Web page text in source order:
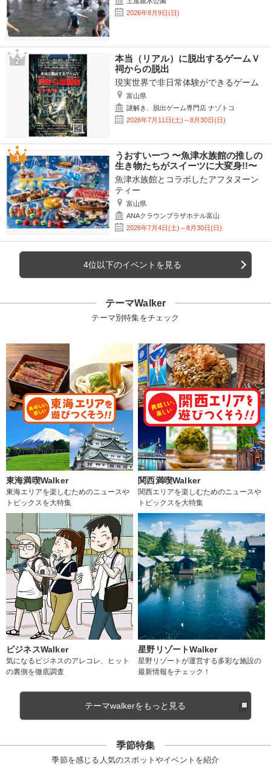
2026年8月9日(日)
本当（リアル）に脱出するゲームＶ
祠からの脱出
現実世界で非日常体験ができるゲーム
富山県
謎解き、脱出ゲーム専門店 ナゾトコ
2026年7月11日(土)～8月30日(日)
うおすいーつ 〜魚津水族館の推しの
生き物たちがスイーツに大変身!!〜
魚津水族館とコラボしたアフタヌーン
ティー
富山県
ANAクラウンプラザホテル富山
2026年7月4日(土)～8月30日(日)
4位以下のイベントを見る
テーマWalker
テーマ別特集をチェック
東海満喫Walker
東海エリアを楽しむためのニュースや
トピックスを大特集
関西満喫Walker
関西エリアを楽しむためのニュースや
トピックスを大特集
ビジネスWalker
気になるビジネスのアレコレ、ヒット
の裏側を徹底調査
星野リゾートWalker
星野リゾートが運営する多彩な施設の
最新情報をチェック！
テーマwalkerをもっと見る
季節特集
季節を感じる人気のスポットやイベントを紹介